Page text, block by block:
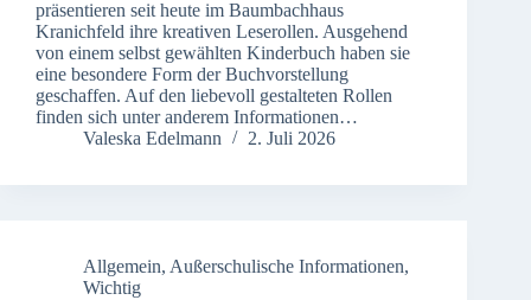
präsentieren seit heute im Baumbachhaus
Kranichfeld ihre kreativen Leserollen. Ausgehend
von einem selbst gewählten Kinderbuch haben sie
eine besondere Form der Buchvorstellung
geschaffen. Auf den liebevoll gestalteten Rollen
finden sich unter anderem Informationen…
Valeska Edelmann
2. Juli 2026
Allgemein, Außerschulische Informationen,
Wichtig